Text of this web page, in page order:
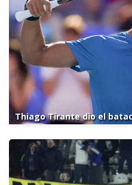
Thiago Tirante dio el